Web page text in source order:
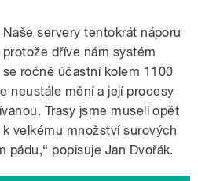
servery tentokrát náporu
dříve nám systém
ročně účastní kolem 1100
neustále mění a její procesy
Trasy jsme museli opět
velkému množství surových
pádu,“ popisuje Jan Dvořák.